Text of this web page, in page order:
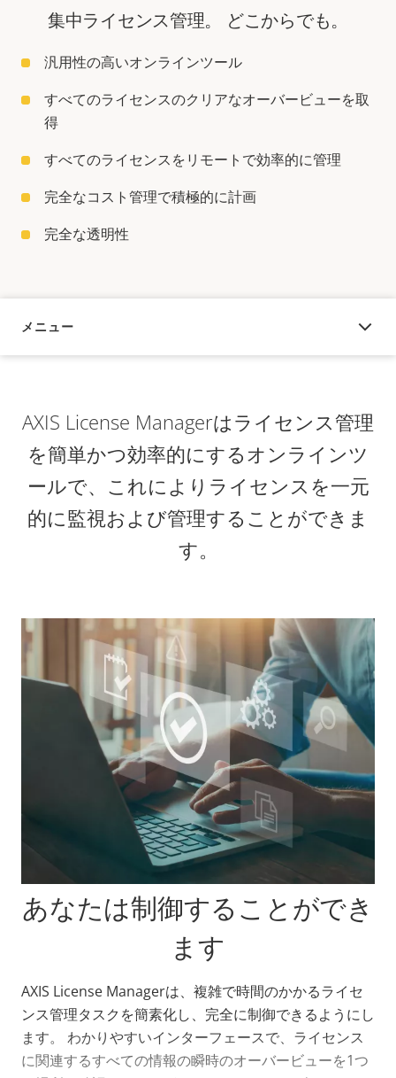
集中ライセンス管理。 どこからでも。
汎用性の高いオンラインツール
すべてのライセンスのクリアなオーバービューを取
得
すべてのライセンスをリモートで効率的に管理
完全なコスト管理で積極的に計画
完全な透明性
メニュー
概要
AXIS License Managerはライセンス管理
を簡単かつ効率的にするオンラインツ
ールで、これによりライセンスを一元
的に監視および管理することができま
す。
あなたは制御することができ
ます
AXIS License Managerは、複雑で時間のかかるライセ
ンス管理タスクを簡素化し、完全に制御できるようにし
ます。 わかりやすいインターフェースで、ライセンス
に関連するすべての情報の瞬時のオーバービューを1つ